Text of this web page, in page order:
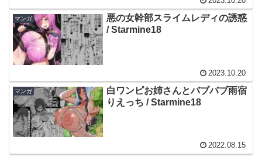
マンガ
悪の女幹部スライムレディの誘惑
/ Starmine18
2023.10.20
マンガ
白ワンピお姉さんとバブバブ雨宿
りえっち / Starmine18
2022.08.15